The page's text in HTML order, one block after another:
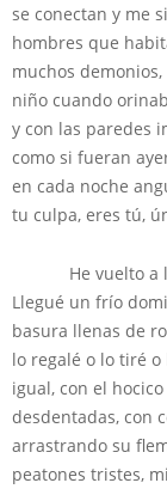
se conectan y me
hombres que
muchos
niño cuando
y con las paredes
como si fueran
en cada noche
tu culpa, eres tú,
He vuelto a la
Llegué un frío
basura llenas de
lo regalé o lo tiré o
igual, con el
desdentadas, con
arrastrando su
peatones tristes,